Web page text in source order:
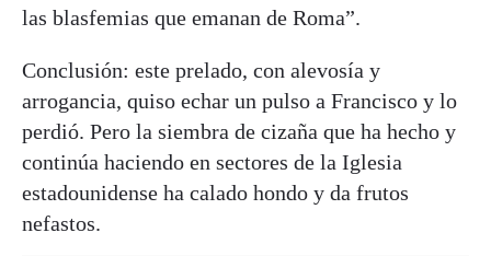
las blasfemias que emanan de Roma”.
Conclusión: este prelado, con alevosía y
arrogancia, quiso echar un pulso a Francisco y lo
perdió. Pero la siembra de cizaña que ha hecho y
continúa haciendo en sectores de la Iglesia
estadounidense ha calado hondo y da frutos
nefastos.